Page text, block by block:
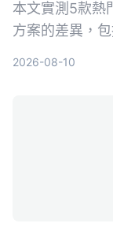
本文實測5款熱
方案的差異，
2026-08-10